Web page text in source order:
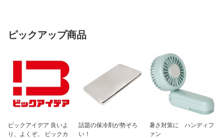
ピックアップ商品
ビックアイデア 良いよ
り、よくぞ。 ビックカ
話題の保冷剤が勢ぞろ
い！
暑さ対策に ハンディフ
ァン